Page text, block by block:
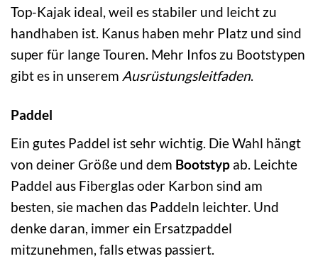
Top-Kajak ideal, weil es stabiler und leicht zu
handhaben ist. Kanus haben mehr Platz und sind
super für lange Touren. Mehr Infos zu Bootstypen
gibt es in unserem Ausrüstungsleitfaden.
Paddel
Ein gutes Paddel ist sehr wichtig. Die Wahl hängt
von deiner Größe und dem Bootstyp ab. Leichte
Paddel aus Fiberglas oder Karbon sind am
besten, sie machen das Paddeln leichter. Und
denke daran, immer ein Ersatzpaddel
mitzunehmen, falls etwas passiert.